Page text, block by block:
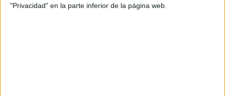
"Privacidad" en la parte inferior de la página web.
lo que ofrece el filme por sí mismo, no quedan claras las